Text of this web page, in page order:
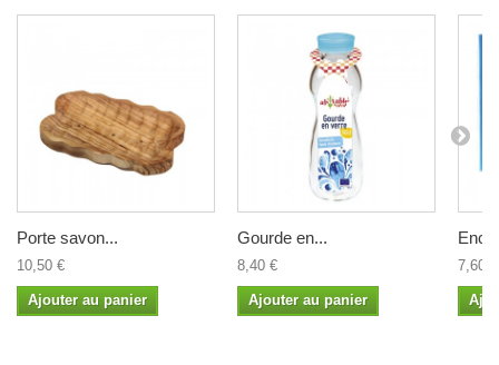
Porte savon...
10,50 €
Ajouter au panier
Gourde en...
8,40 €
Ajouter au panier
7,60 €